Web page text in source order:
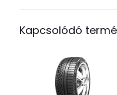
Méret
Szélesség
Kapcsolódó